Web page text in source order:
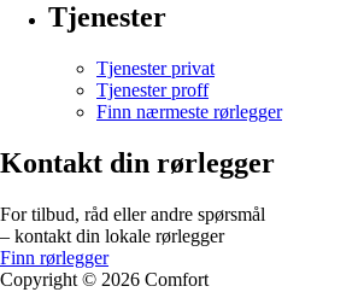
Tjenester
Tjenester privat
Tjenester proff
Finn nærmeste rørlegger
Kontakt din rørlegger
For tilbud, råd eller andre spørsmål
– kontakt din lokale rørlegger
Finn rørlegger
Copyright © 2026 Comfort